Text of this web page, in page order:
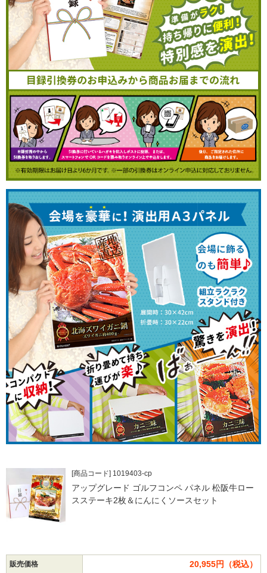
[商品コード] 1019403-cp
アップグレード ゴルフコンペ パネル 松阪牛ロー
スステーキ2枚＆にんにくソースセット
販売価格 20,955円（税込）